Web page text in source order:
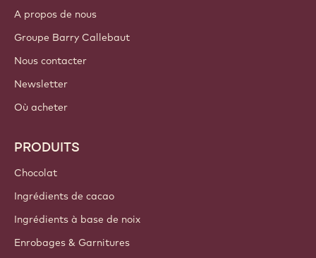
A propos de nous
Groupe Barry Callebaut
Nous contacter
Newsletter
Où acheter
PRODUITS
Chocolat
Ingrédients de cacao
Ingrédients à base de noix
Enrobages & Garnitures